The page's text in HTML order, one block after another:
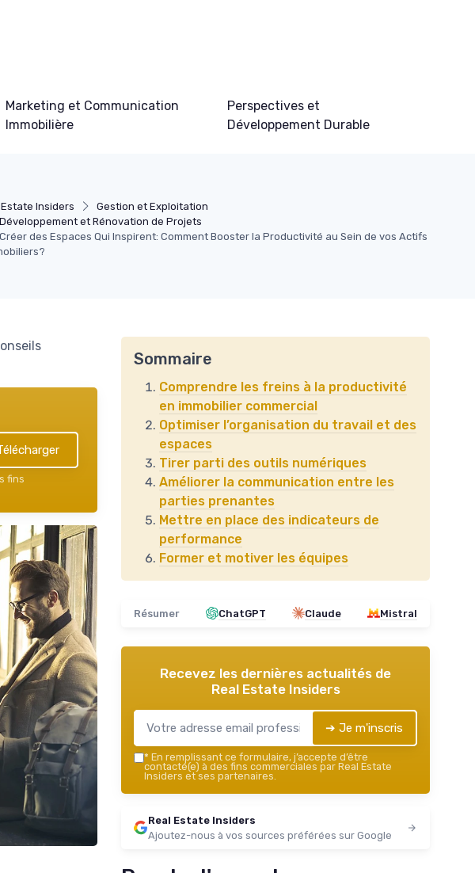
Marketing et Communication
Immobilière
Perspectives et
Développement Durable
Estate Insiders
Gestion et Exploitation
Développement et Rénovation de Projets
Créer des Espaces Qui Inspirent: Comment Booster la Productivité au Sein de vos Actifs
fins
Sommaire
Comprendre les freins à la productivité
en immobilier commercial
Optimiser l’organisation du travail et des
espaces
Tirer parti des outils numériques
Améliorer la communication entre les
parties prenantes
Mettre en place des indicateurs de
performance
Former et motiver les équipes
Résumer ChatGPT Claude Mistral
Recevez les dernières actualités de
Real Estate Insiders
➔ Je m'inscris
* En remplissant ce formulaire, j’accepte d’être
contacté(e) à des fins commerciales par Real Estate
Insiders et ses partenaires.
Real Estate Insiders
Ajoutez-nous à vos sources préférées sur Google